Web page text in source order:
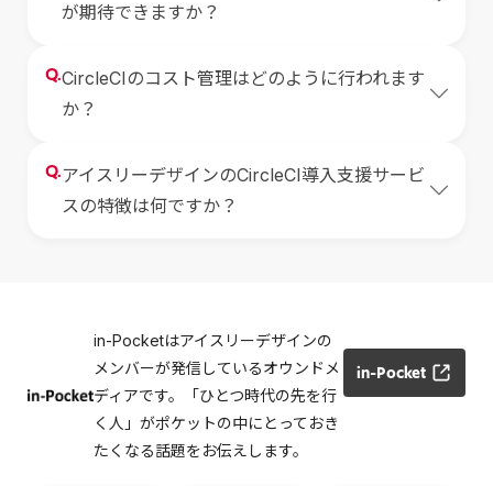
が期待できますか？
Q.CircleCIのコスト管理はどのように行われます
か？
Q.アイスリーデザインのCircleCI導入支援サービ
スの特徴は何ですか？
in-Pocketはアイスリーデザインの
メンバーが発信しているオウンドメ
ディアです。「ひとつ時代の先を行
く人」がポケットの中にとっておき
たくなる話題をお伝えします。
in-Pocket